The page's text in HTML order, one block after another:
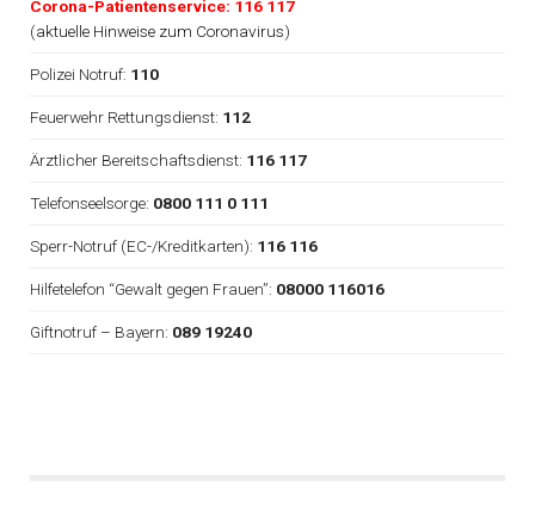
Corona-Patientenservice: 116 117
(aktuelle Hinweise zum Coronavirus)
Polizei Notruf: 110
Feuerwehr Rettungsdienst: 112
Ärztlicher Bereitschaftsdienst: 116 117
Telefonseelsorge: 0800 111 0 111
Sperr-Notruf (EC-/Kreditkarten): 116 116
Hilfetelefon “Gewalt gegen Frauen”: 08000 116016
Giftnotruf – Bayern: 089 19240